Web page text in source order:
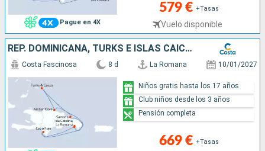
Pague en 4X
579 € +Tasas
Vuelo disponible
REP. DOMINICANA, TURKS E ISLAS CAICOS
Costa Fascinosa 8 d La Romana 10/01/2027
669 € +Tasas
Niños gratis hasta los 17 años
Club niños desde los 3 años
Pensión completa